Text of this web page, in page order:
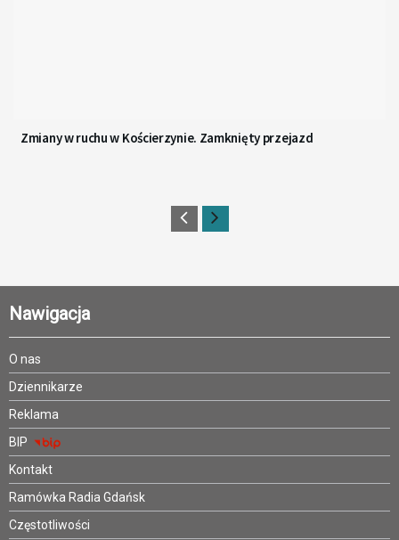
Zmiany w ruchu w Kościerzynie. Zamknięty przejazd
Nawigacja
O nas
Dziennikarze
Reklama
BIP
Kontakt
Ramówka Radia Gdańsk
Częstotliwości